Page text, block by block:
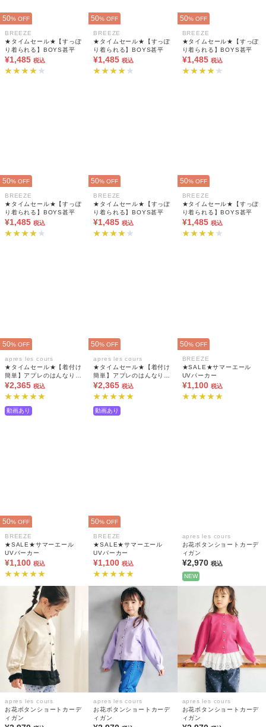
50% OFF
BREEZE
★タイムセール★【すっぽ
り着られる】BOYS甚平
¥1,485 税込
50% OFF
BREEZE
★タイムセール★【すっぽ
り着られる】BOYS甚平
¥1,485 税込
50% OFF
BREEZE
★タイムセール★【すっぽ
り着られる】BOYS甚平
¥1,485 税込
50% OFF
BREEZE
★タイムセール★【すっぽ
り着られる】BOYS甚平
¥1,485 税込
50% OFF
BREEZE
★タイムセール★【すっぽ
り着られる】BOYS甚平
¥1,485 税込
50% OFF
BREEZE
★タイムセール★【すっぽ
り着られる】BOYS甚平
¥1,485 税込
50% OFF
apres les cours
★タイムセール★【着付け
簡単】アプレのはんなり
GIRLS 2WAYセパレート
浴衣(帯セット)
¥2,365 税込
動画あり
50% OFF
apres les cours
★タイムセール★【着付け
簡単】アプレのはんなり
GIRLS 2WAYセパレート
浴衣(帯セット)
¥2,365 税込
動画あり
50% OFF
BREEZE
★SALE★サマーエール
UVパーカー
¥1,100 税込
50% OFF
BREEZE
★SALE★サマーエール
UVパーカー
¥1,100 税込
50% OFF
BREEZE
★SALE★サマーエール
UVパーカー
¥1,100 税込
apres les cours
お花ボタンショートカーデ
ィガン
¥2,970 税込
NEW
apres les cours
お花ボタンショートカーデ
ィガン
apres les cours
お花ボタンショートカーデ
ィガン
apres les cours
お花ボタンショートカーデ
ィガン